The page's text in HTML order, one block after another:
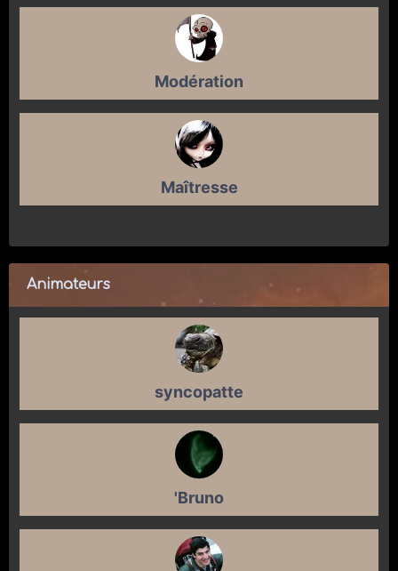
Modération
Maîtresse
Animateurs
syncopatte
'Bruno